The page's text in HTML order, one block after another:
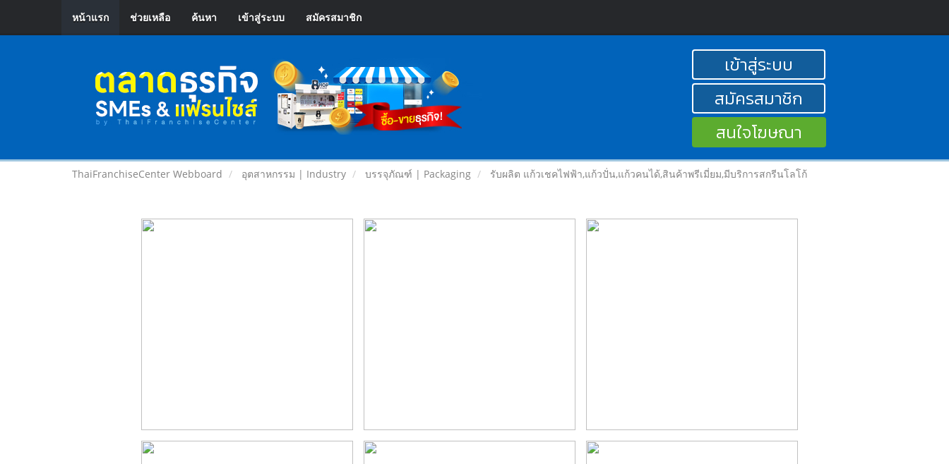
หน้าแรก ช่วยเหลือ ค้นหา เข้าสู่ระบบ สมัครสมาชิก
เข้าสู่ระบบ
สมัครสมาชิก
สนใจโฆษณา
ThaiFranchiseCenter Webboard อุตสาหกรรม | Industry บรรจุภัณฑ์ | Packaging รับผลิต แก้วเชคไฟฟ้า,แก้วปั่น,แก้วคนได้,สินค้าพรีเมี่ยม,มีบริการสกรีนโลโก้